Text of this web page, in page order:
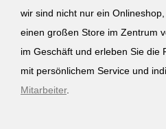
wir sind nicht nur ein
einen großen Store im Zentrum
im Geschäft und erleben Sie die
mit persönlichem Service und
Mitarbeiter.